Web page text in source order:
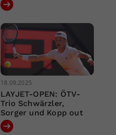
18.09.2025
LAYJET-OPEN: ÖTV-
Trio Schwärzler,
Sorger und Kopp out